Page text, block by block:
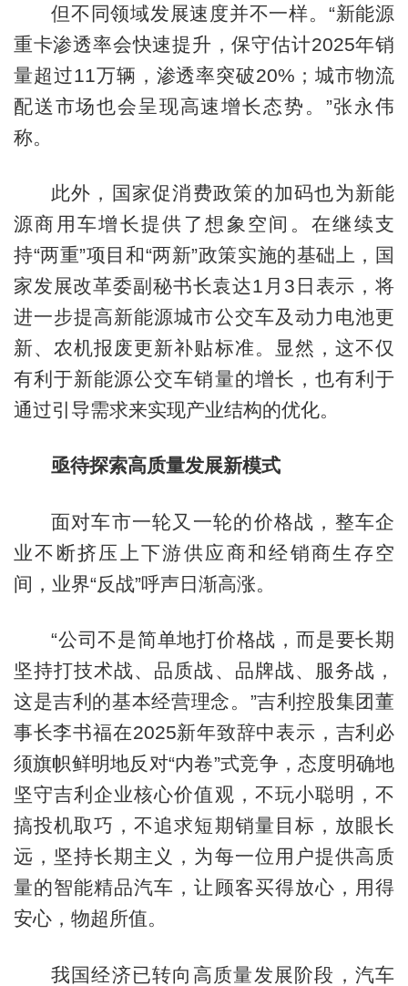
但不同领域发展速度并不一样。“新能源
重卡渗透率会快速提升，保守估计2025年销
量超过11万辆，渗透率突破20%；城市物流
配送市场也会呈现高速增长态势。”张永伟
称。
此外，国家促消费政策的加码也为新能
源商用车增长提供了想象空间。在继续支
持“两重”项目和“两新”政策实施的基础上，国
家发展改革委副秘书长袁达1月3日表示，将
进一步提高新能源城市公交车及动力电池更
新、农机报废更新补贴标准。显然，这不仅
有利于新能源公交车销量的增长，也有利于
通过引导需求来实现产业结构的优化。
亟待探索高质量发展新模式
面对车市一轮又一轮的价格战，整车企
业不断挤压上下游供应商和经销商生存空
间，业界“反战”呼声日渐高涨。
“公司不是简单地打价格战，而是要长期
坚持打技术战、品质战、品牌战、服务战，
这是吉利的基本经营理念。”吉利控股集团董
事长李书福在2025新年致辞中表示，吉利必
须旗帜鲜明地反对“内卷”式竞争，态度明确地
坚守吉利企业核心价值观，不玩小聪明，不
搞投机取巧，不追求短期销量目标，放眼长
远，坚持长期主义，为每一位用户提供高质
量的智能精品汽车，让顾客买得放心，用得
安心，物超所值。
我国经济已转向高质量发展阶段，汽车